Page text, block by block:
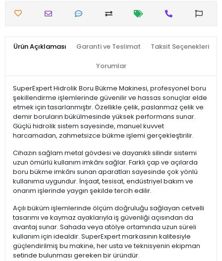
Ürün Açıklaması Garanti ve Teslimat Taksit Seçenekleri
Yorumlar
SuperExpert Hidrolik Boru Bükme Makinesi, profesyonel boru
şekillendirme işlemlerinde güvenilir ve hassas sonuçlar elde
etmek için tasarlanmıştır. Özellikle çelik, paslanmaz çelik ve
demir boruların bükülmesinde yüksek performans sunar.
Güçlü hidrolik sistem sayesinde, manuel kuvvet
harcamadan, zahmetsizce bükme işlemi gerçekleştirilir.
Cihazın sağlam metal gövdesi ve dayanıklı silindir sistemi
uzun ömürlü kullanım imkânı sağlar. Farklı çap ve açılarda
boru bükme imkânı sunan aparatları sayesinde çok yönlü
kullanıma uygundur. İnşaat, tesisat, endüstriyel bakım ve
onarım işlerinde yaygın şekilde tercih edilir.
Açılı büküm işlemlerinde ölçüm doğruluğu sağlayan cetvelli
tasarımı ve kaymaz ayaklarıyla iş güvenliği açısından da
avantaj sunar. Sahada veya atölye ortamında uzun süreli
kullanım için idealdir. SuperExpert markasının kalitesiyle
güçlendirilmiş bu makine, her usta ve teknisyenin ekipman
setinde bulunması gereken bir üründür.